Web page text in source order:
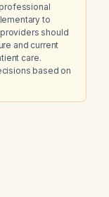
to
should
and current
care.
based on